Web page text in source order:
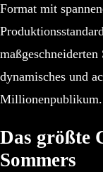
Format mit
dynamisches und
Millionenpublikum.
Das größte
Sommers